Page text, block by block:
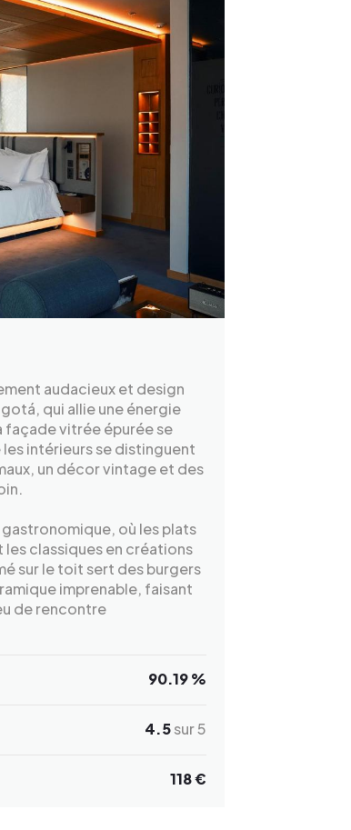
audacieux et design
qui allie une énergie
façade vitrée épurée se
intérieurs se distinguent
un décor vintage et des
où les plats
classiques en créations
sur le toit sert des burgers
imprenable, faisant
de rencontre
90.19 %
4.5sur 5
118 €